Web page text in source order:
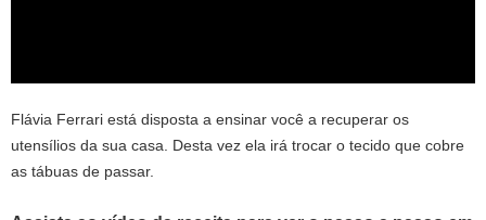
Flávia Ferrari está disposta a ensinar você a recuperar os
utensílios da sua casa. Desta vez ela irá trocar o tecido que cobre
as tábuas de passar.